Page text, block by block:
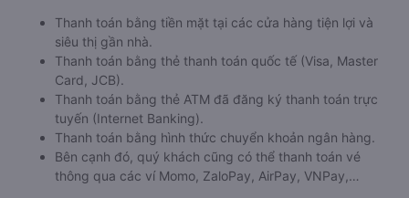
Thanh toán bằng tiền mặt tại các cửa hàng tiện lợi và
siêu thị gần nhà.
Thanh toán bằng thẻ thanh toán quốc tế (Visa, Master
Card, JCB).
Thanh toán bằng thẻ ATM đã đăng ký thanh toán trực
tuyến (Internet Banking).
Thanh toán bằng hình thức chuyển khoản ngân hàng.
Bên cạnh đó, quý khách cũng có thể thanh toán vé
thông qua các ví Momo, ZaloPay, AirPay, VNPay,…